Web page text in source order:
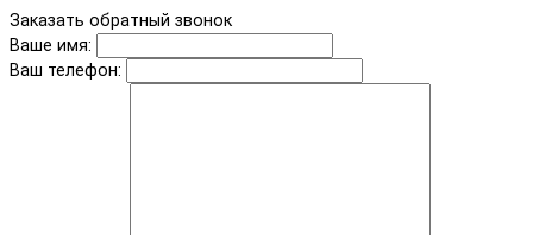
Заказать обратный звонок
Ваше имя:
Ваш телефон: